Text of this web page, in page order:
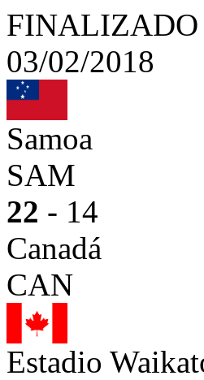
FINALIZADO
03/02/2018
Samoa
SAM
22 - 14
Canadá
CAN
Estadio